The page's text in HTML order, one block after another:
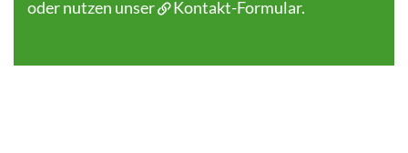
oder nutzen unser
Kontakt-Formular.